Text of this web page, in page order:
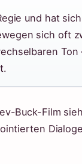
und hat
sich oft
Buck-Film